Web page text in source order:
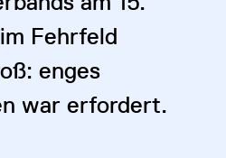
Fehrfeld
enges
war erfordert.